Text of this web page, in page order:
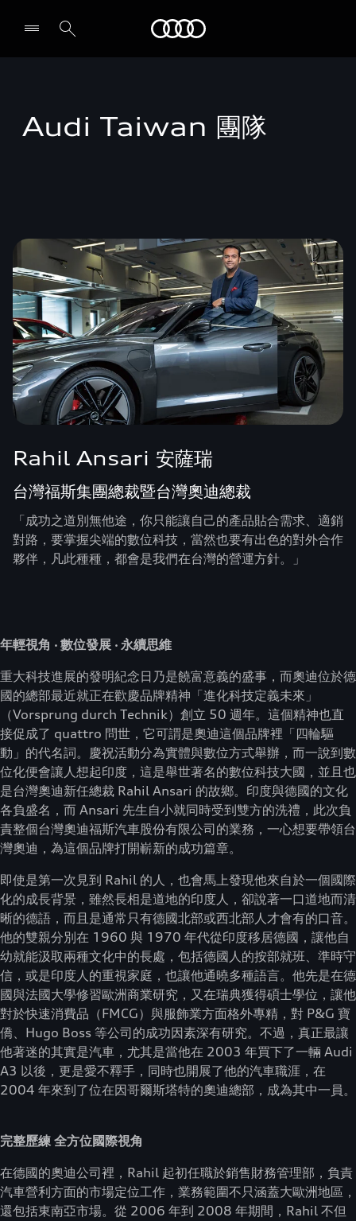
Audi Taiwan 團隊
Rahil Ansari 安薩瑞
台灣福斯集團總裁暨台灣奧迪總裁
「成功之道別無他途，你只能讓自己的產品貼合需求、適銷
對路，要掌握尖端的數位科技，當然也要有出色的對外合作
夥伴，凡此種種，都會是我們在台灣的營運方針。」
年輕視角 ‧ 數位發展 ‧ 永續思維
重大科技進展的發明紀念日乃是饒富意義的盛事，而奧迪位於德
國的總部最近就正在歡慶品牌精神「進化科技定義未來」
（Vorsprung durch Technik）創立 50 週年。這個精神也直
接促成了 quattro 問世，它可謂是奧迪這個品牌裡「四輪驅
動」的代名詞。慶祝活動分為實體與數位方式舉辦，而一說到數
位化便會讓人想起印度，這是舉世著名的數位科技大國，並且也
是台灣奧迪新任總裁 Rahil Ansari 的故鄉。印度與德國的文化
各負盛名，而 Ansari 先生自小就同時受到雙方的洗禮，此次負
責整個台灣奧迪福斯汽車股份有限公司的業務，一心想要帶領台
灣奧迪，為這個品牌打開嶄新的成功篇章。
即使是第一次見到 Rahil 的人，也會馬上發現他來自於一個國際
化的成長背景，雖然長相是道地的印度人，卻說著一口道地而清
晰的德語，而且是通常只有德國北部或西北部人才會有的口音。
他的雙親分別在 1960 與 1970 年代從印度移居德國，讓他自
幼就能汲取兩種文化中的長處，包括德國人的按部就班、準時守
信，或是印度人的重視家庭，也讓他通曉多種語言。他先是在德
國與法國大學修習歐洲商業研究，又在瑞典獲得碩士學位，讓他
對於快速消費品（FMCG）與服飾業方面格外專精，對 P&G 寶
僑、Hugo Boss 等公司的成功因素深有研究。不過，真正最讓
他著迷的其實是汽車，尤其是當他在 2003 年買下了一輛 Audi
A3 以後，更是愛不釋手，同時也開展了他的汽車職涯，在
2004 年來到了位在因哥爾斯塔特的奧迪總部，成為其中一員。
完整歷練 全方位國際視角
在德國的奧迪公司裡，Rahil 起初任職於銷售財務管理部，負責
汽車營利方面的市場定位工作，業務範圍不只涵蓋大歐洲地區，
還包括東南亞市場。從 2006 年到 2008 年期間，Rahil 不但